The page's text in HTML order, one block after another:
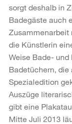
sorgt deshalb in
Badegäste auch
Zusammenarbeit
die Künstlerin
Weise Bade-
Badetüchern, die
Spezialedition
Auszüge
gibt eine
Mitte Juli 2013